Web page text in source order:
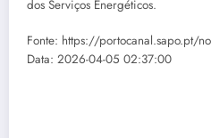
dos Serviços Energéticos.
Fonte: https://portocanal.sapo.pt/
Data: 2026-04-05 02:37:00